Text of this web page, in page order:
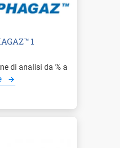
1
di analisi da % a